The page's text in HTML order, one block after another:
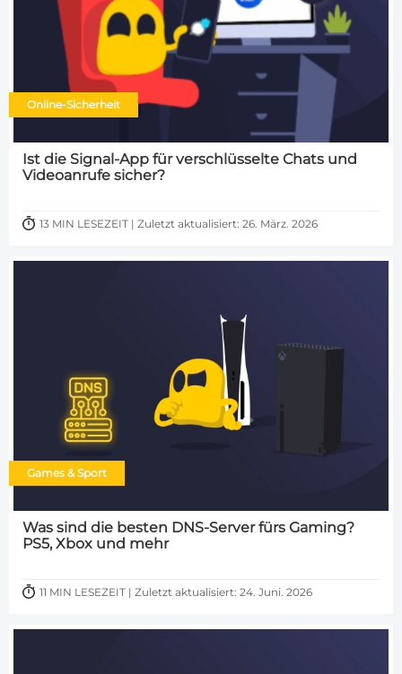
Online-Sicherheit
Ist die Signal-App für verschlüsselte Chats und
Videoanrufe sicher?
13 MIN LESEZEIT | Zuletzt aktualisiert: 26. März. 2026
Games & Sport
Was sind die besten DNS-Server fürs Gaming?
PS5, Xbox und mehr
11 MIN LESEZEIT | Zuletzt aktualisiert: 24. Juni. 2026